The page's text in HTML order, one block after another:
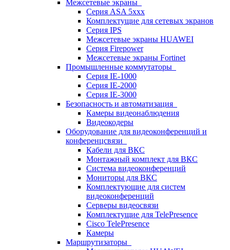
Межсетевые экраны
Серия ASA 5xxx
Комплектущие для сетевых экранов
Серия IPS
Межсетевые экраны HUAWEI
Серия Firepower
Межсетевые экраны Fortinet
Промышленные коммутаторы
Серия IE-1000
Серия IE-2000
Серия IE-3000
Безопасность и автоматизация
Камеры видеонаблюдения
Видеокодеры
Оборудование для видеоконференций и
конференцсвязи
Кабели для ВКС
Монтажный комплект для ВКС
Система видеоконференций
Мониторы для ВКС
Комплектующие для систем
видеоконференций
Серверы видеосвязи
Комплектущие для TelePresence
Cisco TelePresence
Камеры
Маршрутизаторы